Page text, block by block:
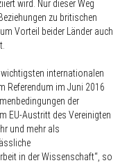
wird. Nur dieser Weg
zu britischen
Vorteil beider Länder auch
internationalen
Referendum im Juni 2016
der
EU-Austritt des Vereinigten
und mehr als
in der Wissenschaft“, so